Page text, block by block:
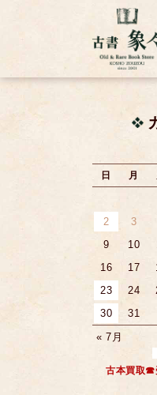
日 月
2
3
9
10
16
17
23
24
30
31
« 7月
古本買取☎